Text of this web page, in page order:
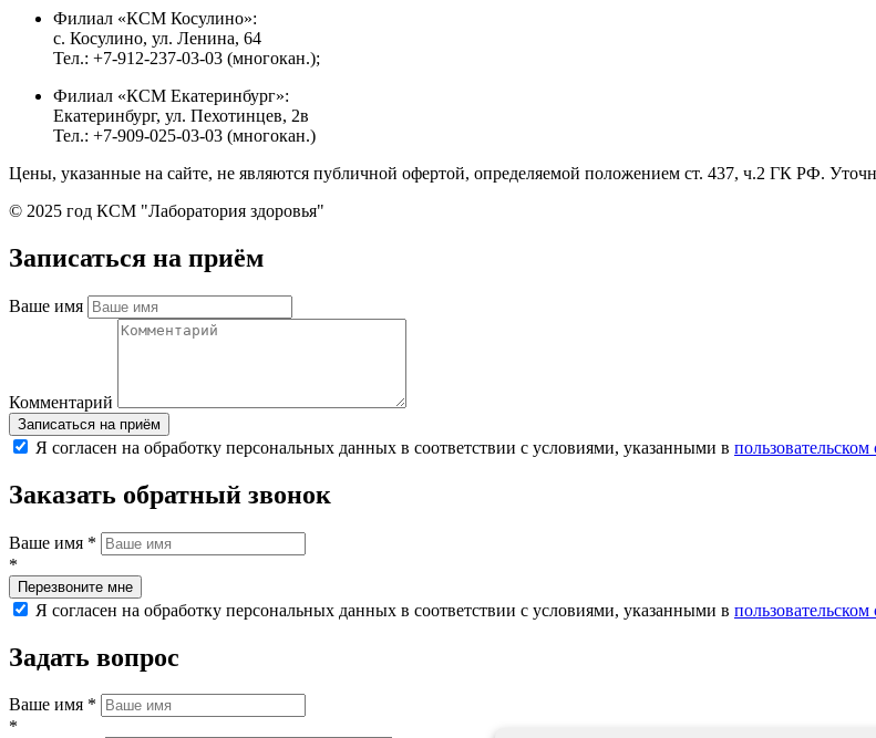
Филиал «КСМ Косулино»:
с. Косулино, ул. Ленина, 64
Тел.: +7-912-237-03-03 (многокан.);
Филиал «КСМ Екатеринбург»:
Екатеринбург, ул. Пехотинцев, 2в
Тел.: +7-909-025-03-03 (многокан.)
Цены, указанные на сайте, не являются публичной офертой, определяемой положением ст. 437, ч.2 ГК РФ.
© 2025 год КСМ "Лаборатория здоровья"
Записаться на приём
Ваше имя
Комментарий
Я согласен на обработку персональных данных в соответствии с условиями, указанными в
Заказать обратный звонок
Ваше имя *
*
Я согласен на обработку персональных данных в соответствии с условиями, указанными в
Задать вопрос
Ваше имя *
*